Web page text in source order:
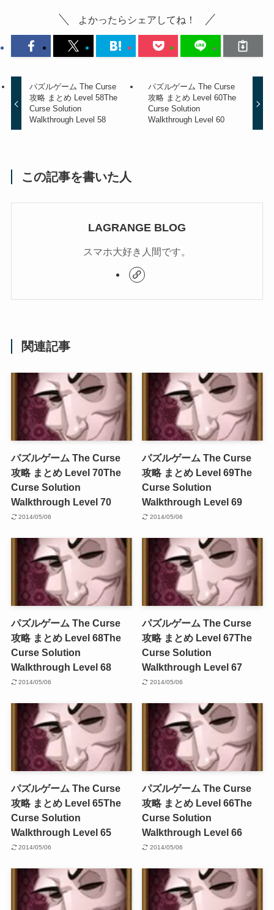
よかったらシェアしてね！
パズルゲーム The Curse
攻略 まとめ Level 58The
Curse Solution
Walkthrough Level 58
パズルゲーム The Curse
攻略 まとめ Level 60The
Curse Solution
Walkthrough Level 60
この記事を書いた人
LAGRANGE BLOG
スマホ大好き人間です。
関連記事
パズルゲーム The Curse
攻略 まとめ Level 70The
Curse Solution
Walkthrough Level 70
2014/05/06
パズルゲーム The Curse
攻略 まとめ Level 69The
Curse Solution
Walkthrough Level 69
2014/05/06
パズルゲーム The Curse
攻略 まとめ Level 68The
Curse Solution
Walkthrough Level 68
2014/05/06
パズルゲーム The Curse
攻略 まとめ Level 67The
Curse Solution
Walkthrough Level 67
2014/05/06
パズルゲーム The Curse
攻略 まとめ Level 65The
Curse Solution
Walkthrough Level 65
2014/05/06
パズルゲーム The Curse
攻略 まとめ Level 66The
Curse Solution
Walkthrough Level 66
2014/05/06